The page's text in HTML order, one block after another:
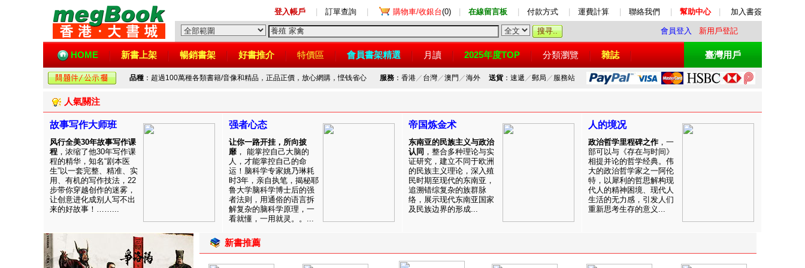
登入帳戶 訂單查詢 購物車/收銀台(0) 在線留言板 付款方式 運費計算 聯絡我們 幫助中心 加入書簽
會員登入 新用戶登記
HOME 新書上架 暢銷書架 好書推介 特價區 會員書架精選 月讀 2025年度TOP 分類瀏覽 雜誌 臺灣用戶
品種 ：超過100萬種各類書籍/音像和精品，正品正價，放心網購，悭钱省心 服務：香港／ 台灣／澳門 ／海外 送貨：速遞 ／郵局 ／ 服務站
人氣關注
故事写作大师班
风行全美30年故事写作课
程 ，浓缩了他30年写作课
程的精华，知名“剧本医
生”以一套完整、精准、实
用、有机的写作技法，22
步带你穿越创作的迷雾，
让创意进化成别人写不出
来的好故事！……...
强者心态
让你一路开挂，所向披
靡 ， 能掌控自己大脑的
人，才能掌控自己的命
运！脑科学专家姚乃琳耗
时3年，亲自执笔，揭秘耶
鲁大学脑科学博士后的强
者法则，用通俗的语言拆
解复杂的脑科学原理，一
看就懂，一用就灵。。...
帝国炼金术
东南亚的民族主义与政治
认同 ，整合多种理论与实
证研究，建立不同于欧洲
的民族主义理论，深入殖
民时期至现代的东南亚，
追溯错综复杂的族群脉
络，展示现代东南亚国家
及民族边界的形成...
人的境况
政治哲学里程碑之作 ，一
部可以与《存在与时间》
相提并论的哲学经典。伟
大的政治哲学家之一阿伦
特，以犀利的哲思解构现
代人的精神困境、现代人
生活的无力感，引发人们
重新思考生存的意义...
新書推薦